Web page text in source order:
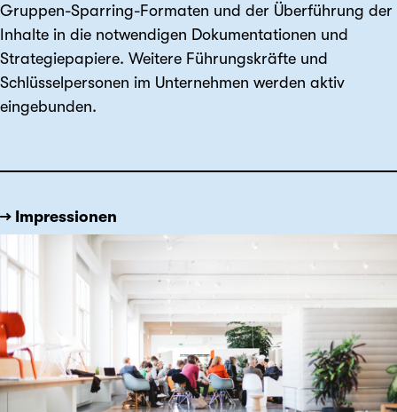
Gruppen-Sparring-Formaten und der Überführung der
Inhalte in die notwendigen Dokumentationen und
Strategiepapiere. Weitere Führungskräfte und
Schlüsselpersonen im Unternehmen werden aktiv
eingebunden.
→ Impressionen